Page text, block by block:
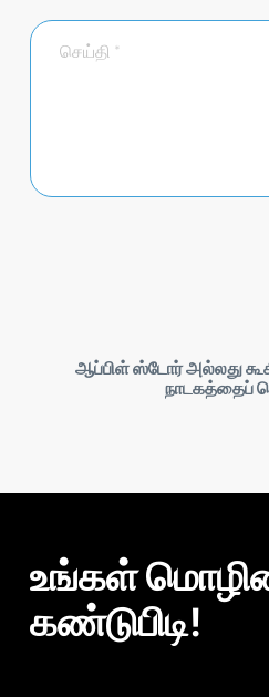
ஆப்பிள் ஸ்டோர் அல்லது
நாடகத்தைப்
உங்கள்
கண்டுபிடி!